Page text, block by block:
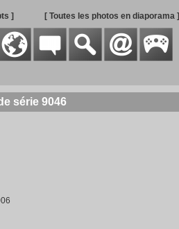
] [ Toutes les photos en diaporama ]
série 9046